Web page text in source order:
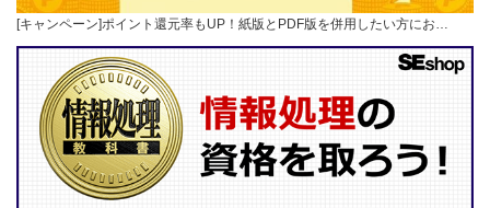
[キャンペーン]ポイント還元率もUP！紙版とPDF版を併用したい方にお…